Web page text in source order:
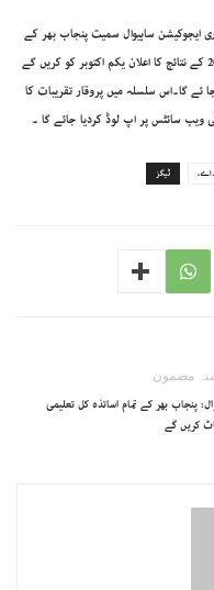
ایجوکیشن ساہیوال سمیت پنجاب بھر کے
تمام تعلیمی بورڈزانٹرمیڈیٹ پارٹ ون کے سالانہ امتحان 2024 کے نتائج کا اعلان یکم اکتوبر کو کریں گے
اکتوبربروزمنگل کو صبح 10 بجے کیا جا ئے گا۔اس سلسلہ میں پروقار تقریبات کا
ٹیگز
مضمون
پنجاب بھر کے تمام اساتذہ کل تعلیمی
کریں گے